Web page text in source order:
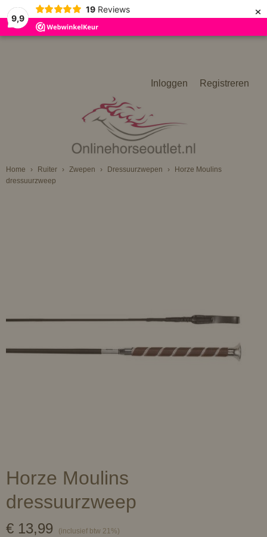
9,9
19 Reviews ×
Inloggen Registreren
Home › Ruiter › Zwepen › Dressuurzwepen ›
Horze Moulins
dressuurzweep
Horze Moulins
dressuurzweep
€ 13,99 (inclusief btw 21%)